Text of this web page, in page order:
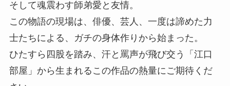
そして魂震わす師弟愛と友情。
この物語の現場は、俳優、芸人、一度は諦めた力
士たちによる、ガチの身体作りから始まった。
ひたすら四股を踏み、汗と罵声が飛び交う「江口
部屋」から生まれるこの作品の熱量にご期待くだ